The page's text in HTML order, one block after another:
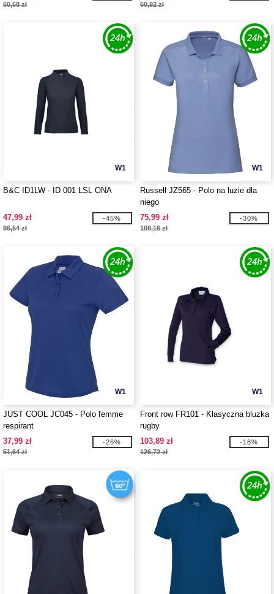
60,68 zł 60,92 zł
W1
B&C ID1LW - ID 001 LSL ONA
47,99 zł
86,54 zł
-45%
W1
Russell JZ565 - Polo na luzie dla
niego
75,99 zł
108,16 zł
-30%
W1
JUST COOL JC045 - Polo femme
respirant
37,99 zł
51,64 zł
-26%
W1
Front row FR101 - Klasyczna bluzka
rugby
103,89 zł
126,72 zł
-18%